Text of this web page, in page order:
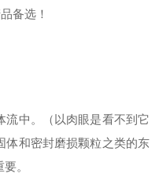
备选！
流中。（以肉眼是看不到它
体和密封磨损颗粒之类的东
。